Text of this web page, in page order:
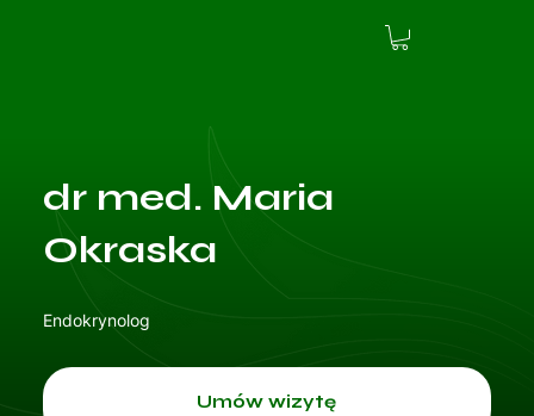
dr med. Maria
Okraska
Umów wizytę
Endokrynolog